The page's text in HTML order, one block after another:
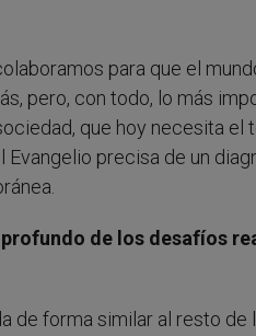
para que el
pero, con todo, lo más
que hoy necesita el
precisa de un
de los desafíos
de forma similar al resto de